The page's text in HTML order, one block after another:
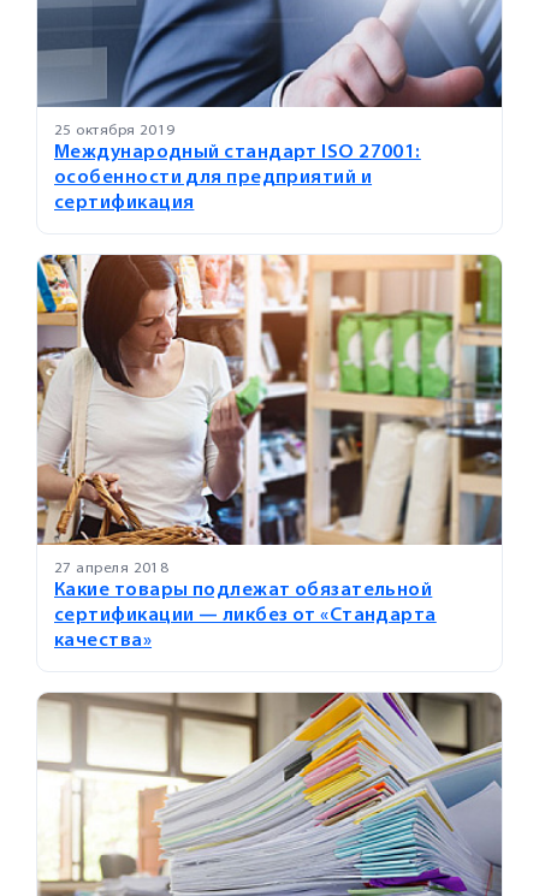
25 октября 2019
Международный стандарт ISO 27001:
особенности для предприятий и
сертификация
27 апреля 2018
Какие товары подлежат обязательной
сертификации — ликбез от «Стандарта
качества»